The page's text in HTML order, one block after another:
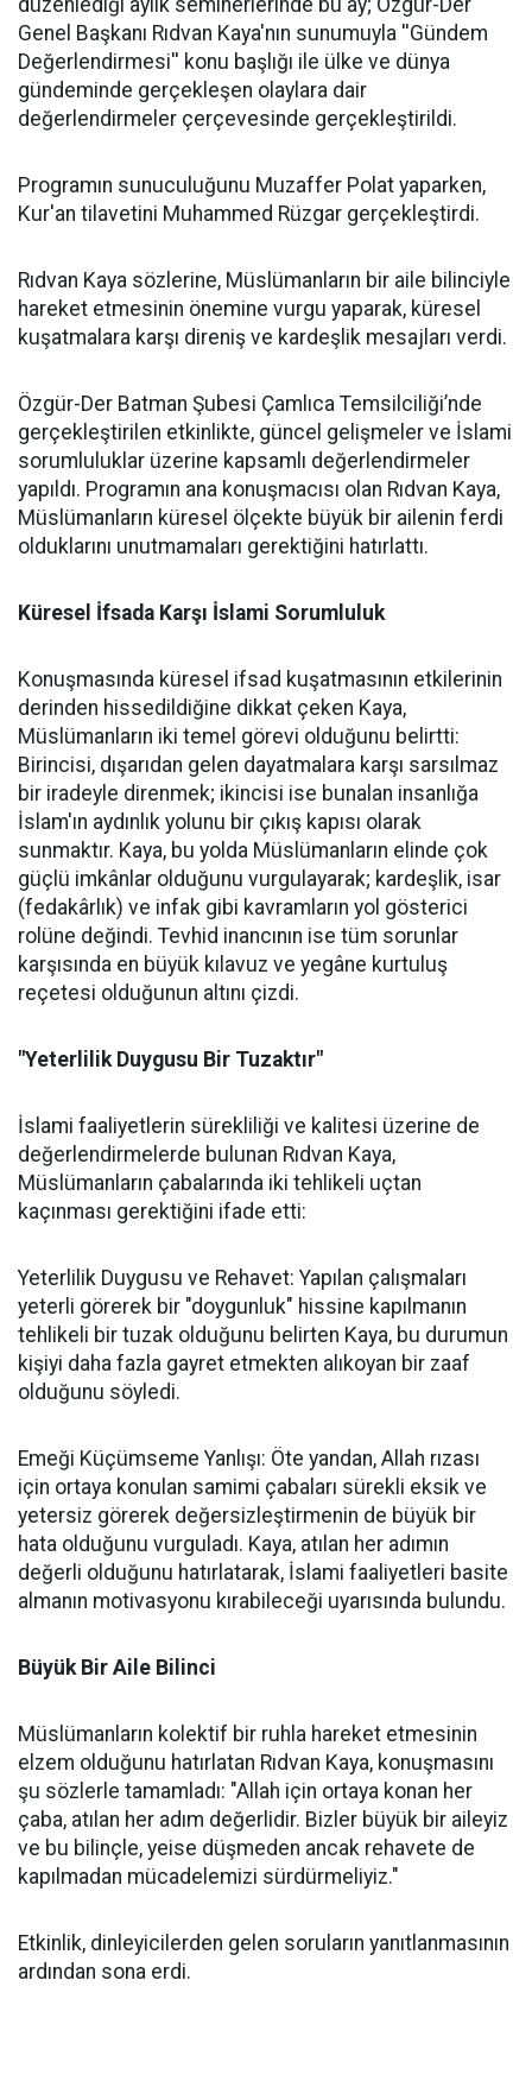
düzenlediği aylık seminerlerinde bu ay; Özgür-Der
Genel Başkanı Rıdvan Kaya'nın sunumuyla ''Gündem
Değerlendirmesi'' konu başlığı ile ülke ve dünya
gündeminde gerçekleşen olaylara dair
değerlendirmeler çerçevesinde gerçekleştirildi.
Programın sunuculuğunu Muzaffer Polat yaparken,
Kur'an tilavetini Muhammed Rüzgar gerçekleştirdi.
Rıdvan Kaya sözlerine, Müslümanların bir aile bilinciyle
hareket etmesinin önemine vurgu yaparak, küresel
kuşatmalara karşı direniş ve kardeşlik mesajları verdi.
Özgür-Der Batman Şubesi Çamlıca Temsilciliği’nde
gerçekleştirilen etkinlikte, güncel gelişmeler ve İslami
sorumluluklar üzerine kapsamlı değerlendirmeler
yapıldı. Programın ana konuşmacısı olan Rıdvan Kaya,
Müslümanların küresel ölçekte büyük bir ailenin ferdi
olduklarını unutmamaları gerektiğini hatırlattı.
Küresel İfsada Karşı İslami Sorumluluk
Konuşmasında küresel ifsad kuşatmasının etkilerinin
derinden hissedildiğine dikkat çeken Kaya,
Müslümanların iki temel görevi olduğunu belirtti:
Birincisi, dışarıdan gelen dayatmalara karşı sarsılmaz
bir iradeyle direnmek; ikincisi ise bunalan insanlığa
İslam'ın aydınlık yolunu bir çıkış kapısı olarak
sunmaktır. Kaya, bu yolda Müslümanların elinde çok
güçlü imkânlar olduğunu vurgulayarak; kardeşlik, isar
(fedakârlık) ve infak gibi kavramların yol gösterici
rolüne değindi. Tevhid inancının ise tüm sorunlar
karşısında en büyük kılavuz ve yegâne kurtuluş
reçetesi olduğunun altını çizdi.
"Yeterlilik Duygusu Bir Tuzaktır"
İslami faaliyetlerin sürekliliği ve kalitesi üzerine de
değerlendirmelerde bulunan Rıdvan Kaya,
Müslümanların çabalarında iki tehlikeli uçtan
kaçınması gerektiğini ifade etti:
Yeterlilik Duygusu ve Rehavet: Yapılan çalışmaları
yeterli görerek bir "doygunluk" hissine kapılmanın
tehlikeli bir tuzak olduğunu belirten Kaya, bu durumun
kişiyi daha fazla gayret etmekten alıkoyan bir zaaf
olduğunu söyledi.
Emeği Küçümseme Yanlışı: Öte yandan, Allah rızası
için ortaya konulan samimi çabaları sürekli eksik ve
yetersiz görerek değersizleştirmenin de büyük bir
hata olduğunu vurguladı. Kaya, atılan her adımın
değerli olduğunu hatırlatarak, İslami faaliyetleri basite
almanın motivasyonu kırabileceği uyarısında bulundu.
Büyük Bir Aile Bilinci
Müslümanların kolektif bir ruhla hareket etmesinin
elzem olduğunu hatırlatan Rıdvan Kaya, konuşmasını
şu sözlerle tamamladı: "Allah için ortaya konan her
çaba, atılan her adım değerlidir. Bizler büyük bir aileyiz
ve bu bilinçle, yeise düşmeden ancak rehavete de
kapılmadan mücadelemizi sürdürmeliyiz."
Etkinlik, dinleyicilerden gelen soruların yanıtlanmasının
ardından sona erdi.